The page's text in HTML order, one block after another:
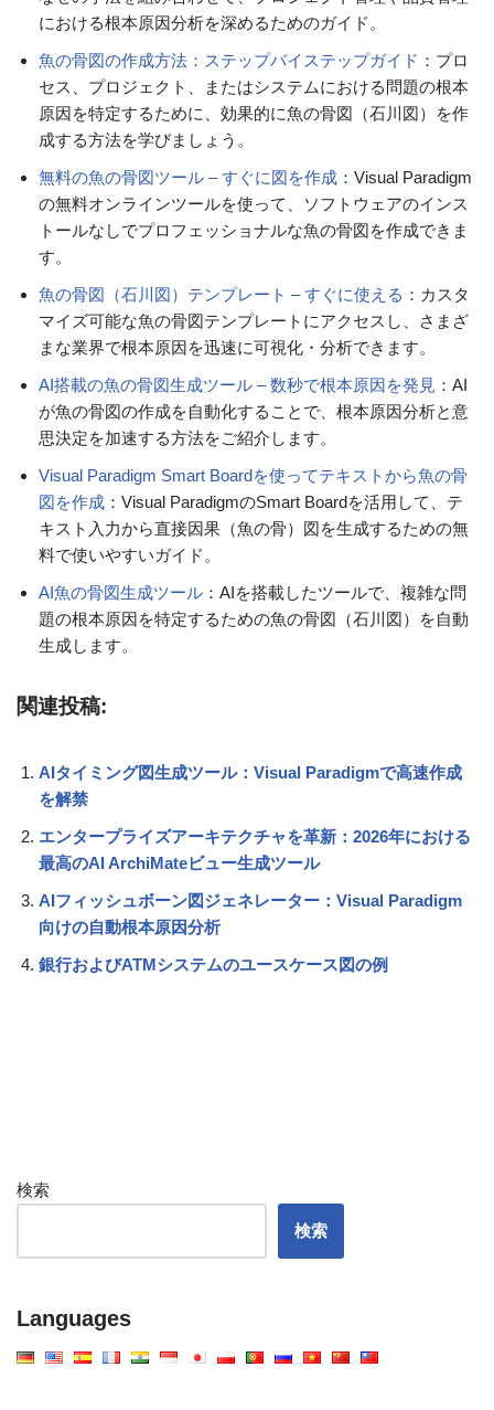
における根本原因分析を深めるためのガイド。
魚の骨図の作成方法：ステップバイステップガイド ：プロ
セス、プロジェクト、またはシステムにおける問題の根本
原因を特定するために、効果的に魚の骨図（石川図）を作
成する方法を学びましょう。
無料の魚の骨図ツール – すぐに図を作成 ：Visual Paradigm
の無料オンラインツールを使って、ソフトウェアのインス
トールなしでプロフェッショナルな魚の骨図を作成できま
す。
魚の骨図（石川図）テンプレート – すぐに使える ：カスタ
マイズ可能な魚の骨図テンプレートにアクセスし、さまざ
まな業界で根本原因を迅速に可視化・分析できます。
AI搭載の魚の骨図生成ツール – 数秒で根本原因を発見 ：AI
が魚の骨図の作成を自動化することで、根本原因分析と意
思決定を加速する方法をご紹介します。
Visual Paradigm Smart Boardを使ってテキストから魚の骨
図を作成 ：Visual ParadigmのSmart Boardを活用して、テ
キスト入力から直接因果（魚の骨）図を生成するための無
料で使いやすいガイド。
AI魚の骨図生成ツール ：AIを搭載したツールで、複雑な問
題の根本原因を特定するための魚の骨図（石川図）を自動
生成します。
関連投稿:
AIタイミング図生成ツール：Visual Paradigmで高速作成
を解禁
エンタープライズアーキテクチャを革新：2026年における
最高のAI ArchiMateビュー生成ツール
AIフィッシュボーン図ジェネレーター：Visual Paradigm
向けの自動根本原因分析
銀行およびATMシステムのユースケース図の例
検索
検索
Languages